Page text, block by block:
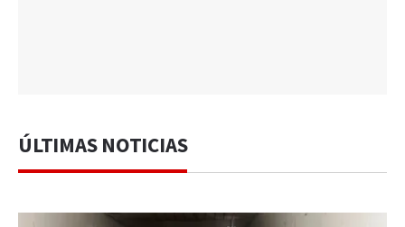
ÚLTIMAS NOTICIAS